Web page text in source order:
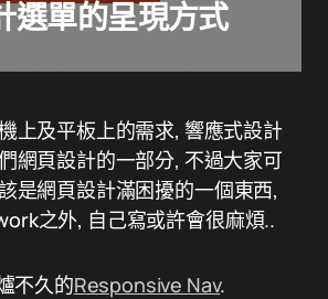
選單的呈現方式
上及平板上的需求, 響應式設計
網頁設計的一部分, 不過大家可
是網頁設計滿困擾的一個東西,
之外, 自己寫或許會很麻煩..
不久的Responsive Nav.